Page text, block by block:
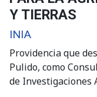
Y TIERRAS
INIA
Providencia que
Pulido, como
de Investigaciones